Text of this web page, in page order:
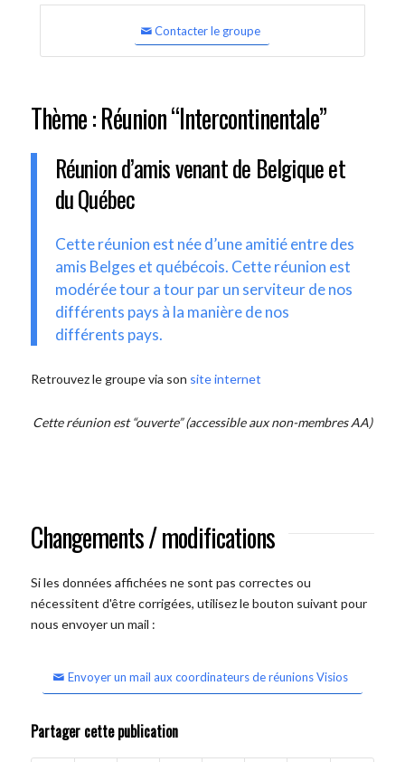
Contacter le groupe
Thème : Réunion “Intercontinentale”
Réunion d’amis venant de Belgique et
du Québec
Cette réunion est née d’une amitié entre des
amis Belges et québécois. Cette réunion est
modérée tour a tour par un serviteur de nos
différents pays à la manière de nos
différents pays.
Retrouvez le groupe via son site internet
Cette réunion est “ouverte” (accessible aux non-membres AA)
Changements / modifications
Si les données affichées ne sont pas correctes ou
nécessitent d'être corrigées, utilisez le bouton suivant pour
nous envoyer un mail :
Envoyer un mail aux coordinateurs de réunions Visios
Partager cette publication